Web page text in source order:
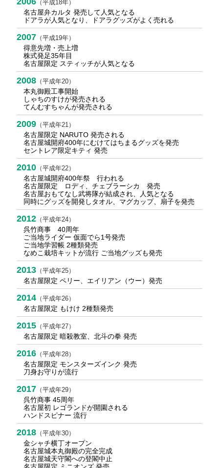
（平成18年）
名古屋弁カルタ 発売して人気となる
ドアラが人気となり、ドアラグッズがよく売れる
2007 （平成19年）
得意先増・売上増
株式発足35年目
名古屋限定 スティッチが人気となる
2008（平成年20）
本丸御殿工事開始
しゃちのすけが発売される
てんむすちゃんが発売される
2009（平成年21）
名古屋限定 NARUTO 発売される
名古屋城開府400年にむけてはちまるグッズを発売
セントレア限定キティ 発売
2010（平成年22）
名古屋城開府400年祭 行われる
名古屋限定 ロディ、チェブラーシカ 発売
名古屋おもてなし武将隊が結成され、人気となる
同時にグッズを開発しタオル、マグカップ、扇子を発売
2012（平成年24）
呉竹商事 40周年
ご当地ライダー 仮面でら1号発売
ご当地学習帳 2種類発売
なめこ栽培キットが流行 ご当地グッズも発売
2013（平成年25）
名古屋限定 ペリー、エイリアン（ウー）発売
2014（平成年26）
名古屋限定 もけけ 2種類発売
2015（平成年27）
名古屋限定 暗殺教室、北斗の拳 発売
2016（平成年28）
名古屋限定 モンスターズインク 発売
刀身お守りが流行
2017 （平成年29）
呉竹商事 45周年
名古屋初 レゴランドが開園される
ハンドスピナー 流行
2018（平成年30）
金シャチ横丁オープン
名古屋城本丸御殿の完全完成
名古屋城天守閣への登閣中止